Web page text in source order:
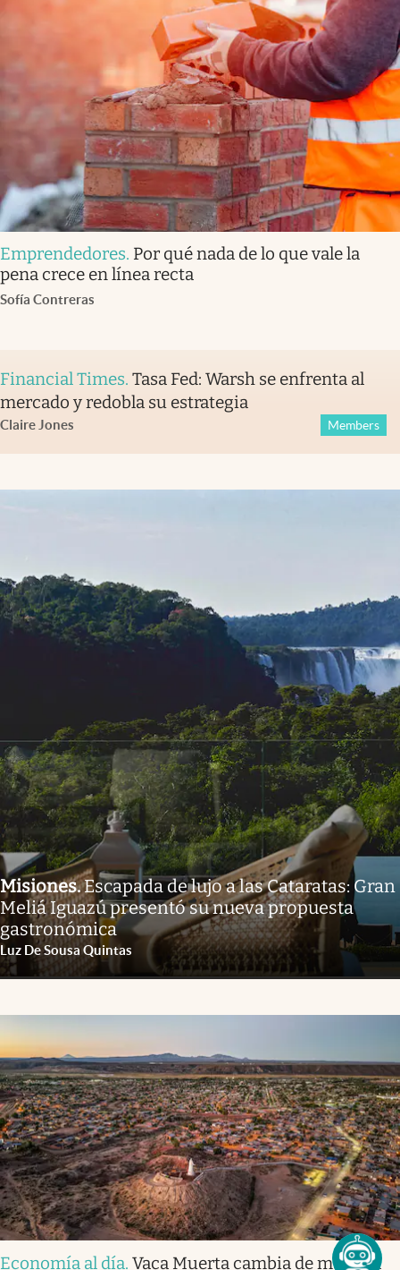
Emprendedores. Por qué nada de lo que vale la
pena crece en línea recta
Sofía Contreras
Financial Times. Tasa Fed: Warsh se enfrenta al
mercado y redobla su estrategia
Claire Jones Members
Misiones.Escapada de lujo a las Cataratas: Gran
Meliá Iguazú presentó su nueva propuesta
gastronómica
Luz De Sousa Quintas
Economía al día. Vaca Muerta cambia de mapa: la